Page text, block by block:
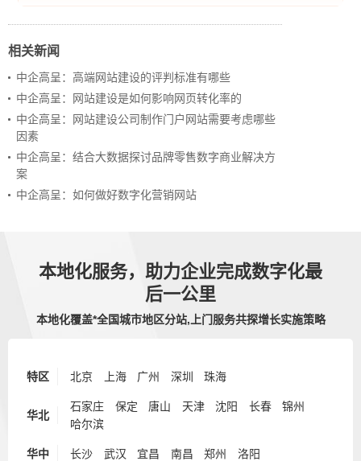
相关新闻
中企高呈：高端网站建设的评判标准有哪些
中企高呈：网站建设是如何影响网页转化率的
中企高呈：网站建设公司制作门户网站需要考虑哪些
因素
中企高呈：结合大数据探讨品牌零售数字商业解决方
案
中企高呈：如何做好数字化营销网站
本地化服务，助力企业完成数字化最
后一公里
本地化覆盖*全国城市地区分站,上门服务共探增长实施策略
特区 北京 上海 广州 深圳 珠海
华北
石家庄 保定 唐山 天津 沈阳 长春
锦州
哈尔滨
华中 长沙 武汉 宜昌 南昌 郑州 洛阳